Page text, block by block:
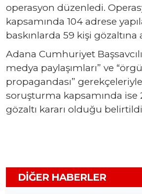
operasyon düzenledi.
kapsamında 104 adrese
baskınlarda 59 kişi gözaltına
Adana Cumhuriyet
medya paylaşımları” ve
propagandası”
soruşturma kapsamında ise
gözaltı kararı olduğu
DIĞER HABERLER